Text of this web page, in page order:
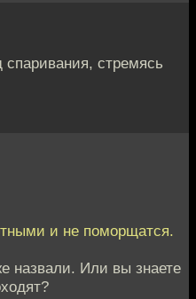
стремясь
и не поморщатся.
назвали. Или вы знаете